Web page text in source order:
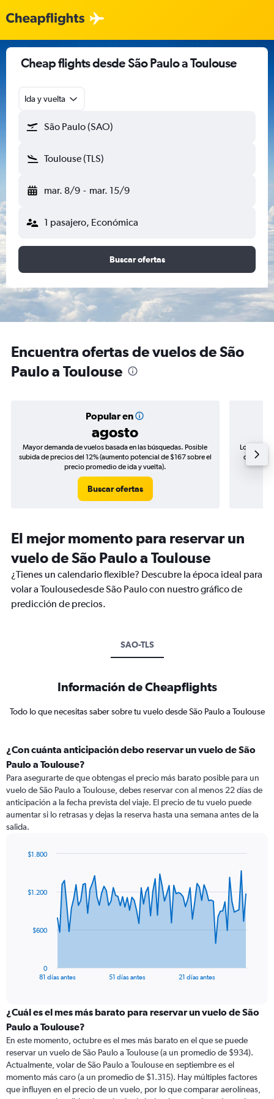
Cheap flights desde São Paulo a Toulouse
Ida y vuelta
São Paulo (SAO)
Toulouse (TLS)
mar. 8/9 - mar. 15/9
1 pasajero, Económica
Buscar ofertas
Encuentra ofertas de vuelos de São
Paulo a Toulouse
Popular en
agosto
Mayor demanda de vuelos basada en las búsquedas. Posible
subida de precios del 12% (aumento potencial de $167 sobre el
precio promedio de ida y vuelta).
Buscar ofertas
Los
de
El mejor momento para reservar un
vuelo de São Paulo a Toulouse
¿Tienes un calendario flexible? Descubre la época ideal para
volar a Toulousedesde São Paulo con nuestro gráfico de
predicción de precios.
SAO-TLS
Información de Cheapflights
Todo lo que necesitas saber sobre tu vuelo desde São Paulo a Toulouse
¿Con cuánta anticipación debo reservar un vuelo de São
Paulo a Toulouse?
Para asegurarte de que obtengas el precio más barato posible para un
vuelo de São Paulo a Toulouse, debes reservar con al menos 22 días de
anticipación a la fecha prevista del viaje. El precio de tu vuelo puede
aumentar si lo retrasas y dejas la reserva hasta una semana antes de la
salida.
data
The
categories.
Range:
categories.
The
chart
has
1
81 días antes 51 días antes 21 días antes
0
$600
$1.200
$1.800
¿Cuál es el mes más barato para reservar un vuelo de São
Paulo a Toulouse?
En este momento, octubre es el mes más barato en el que se puede
reservar un vuelo de São Paulo a Toulouse (a un promedio de $934).
Actualmente, volar de São Paulo a Toulouse en septiembre es el
momento más caro (a un promedio de $1.315). Hay múltiples factores
que influyen en el precio de un vuelo, por lo que comparar aerolíneas,